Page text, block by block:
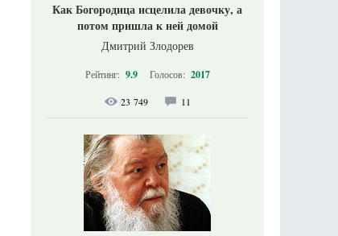
Как Богородица исцелила девочку, а
потом пришла к ней домой
Дмитрий Злодорев
Рейтинг: 9.9 Голосов: 2017
23 749 11